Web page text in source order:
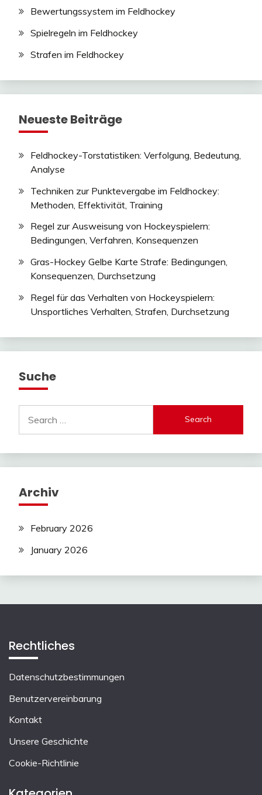
Bewertungssystem im Feldhockey
Spielregeln im Feldhockey
Strafen im Feldhockey
Neueste Beiträge
Feldhockey-Torstatistiken: Verfolgung, Bedeutung,
Analyse
Techniken zur Punktevergabe im Feldhockey:
Methoden, Effektivität, Training
Regel zur Ausweisung von Hockeyspielern:
Bedingungen, Verfahren, Konsequenzen
Gras-Hockey Gelbe Karte Strafe: Bedingungen,
Konsequenzen, Durchsetzung
Regel für das Verhalten von Hockeyspielern:
Unsportliches Verhalten, Strafen, Durchsetzung
Suche
for:
Archiv
February 2026
January 2026
Rechtliches
Datenschutzbestimmungen
Benutzervereinbarung
Kontakt
Unsere Geschichte
Cookie-Richtlinie